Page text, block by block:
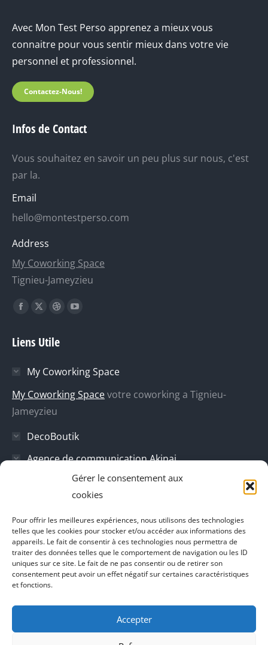
Gérer le consentement aux
cookies
Pour offrir les meilleures expériences, nous utilisons des technologies
telles que les cookies pour stocker et/ou accéder aux informations des
appareils. Le fait de consentir à ces technologies nous permettra de
traiter des données telles que le comportement de navigation ou les ID
uniques sur ce site. Le fait de ne pas consentir ou de retirer son
consentement peut avoir un effet négatif sur certaines caractéristiques
et fonctions.
Accepter
Avec Mon Test Perso apprenez a mieux vous
connaitre pour vous sentir mieux dans votre vie
personnel et professionnel.
Contactez-Nous!
Infos de Contact
Vous souhaitez en savoir un peu plus sur nous, c'est
par la.
Email
hello@montestperso.com
Address
My Coworking Space
Tignieu-Jameyzieu
Trouvez nous sur :
La
Facebook
dans
une
nouvelle
La
X
dans
une
nouvelle
La
Dribble
dans
une
nouvelle
La
dans
une
Liens Utile
My Coworking Space
My Coworking Spacevotre coworking a Tignieu-
Jameyzieu
DecoBoutik
Agence de communication Akinai
Place Du Dauphine
L'instant Ki
Il parlent de vous